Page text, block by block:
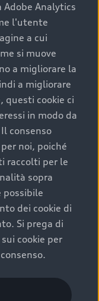
corrisponde a
una maggiore
manutenzione
interni: una
e attenzione del
e
garantiscono
ufficiale
Audi Prima
che viene
e coperto da
tutela del tuo
Adobe Analytics
l'utente
a cui
si muove
a migliorare la
a migliorare
questi cookie ci
in modo da
consenso
noi, poiché
raccolti per le
sopra
possibile
dei cookie di
Si prega di
cookie per